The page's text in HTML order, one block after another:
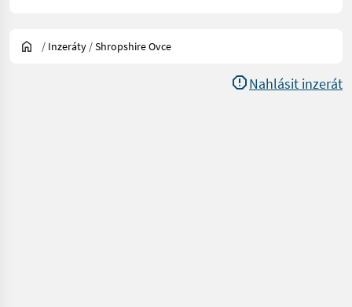
/ Inzeráty /Shropshire Ovce
Nahlásit inzerát